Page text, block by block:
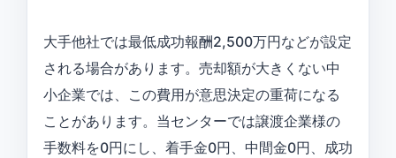
大手他社では最低成功報酬2,500万円などが設定
される場合があります。売却額が大きくない中
小企業では、この費用が意思決定の重荷になる
ことがあります。当センターでは譲渡企業様の
手数料を0円にし、着手金0円、中間金0円、成功